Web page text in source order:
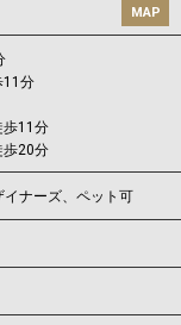
MAP
11分
歩11分
歩20分
イナーズ、ペット可